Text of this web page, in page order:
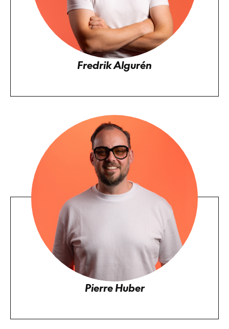
Fredrik Algurén
Pierre Huber